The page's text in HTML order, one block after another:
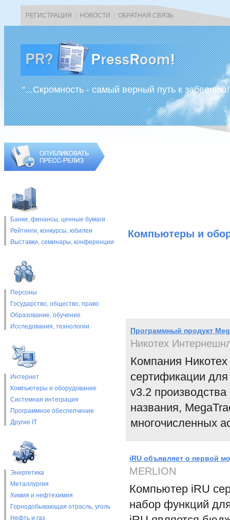
РЕГИСТРАЦИЯ НОВОСТИ ОБРАТНАЯ СВЯЗЬ
“...Скромность - самый верный путь к
Банки, финансы, ценные бумаги
Рейтинги, конкурсы, юбилеи
Выставки, cеминары, конференции
Персоны
Государство, общество, право
Образование, обучение
Исследования, технологии
Интернет
Компьютеры и оборудование
Системная интеграция
Программное обеспепчение
Другие IT
Энергетика
Металлургия
Химия и нефтехимия
Горнодобывающая отрасль, уголь
Нефть и газ
Компьютеры и
Программный продукт
Никотех
Компания
сертификации
v3.2
названия,
многочисленных
iRU объявляет о первой
MERLION
Компьютер iRU
набор функций